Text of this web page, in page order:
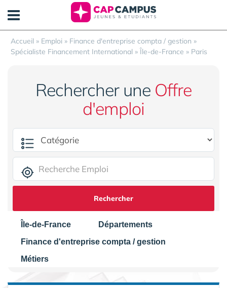
Accueil » Emploi » Finance d'entreprise compta / gestion »
Spécialiste Financement International » Île-de-France » Paris
Rechercher une Offre
d'emploi
Rechercher
Île-de-France
Départements
Finance d'entreprise compta / gestion
Métiers
Panneau de gestion des cookies